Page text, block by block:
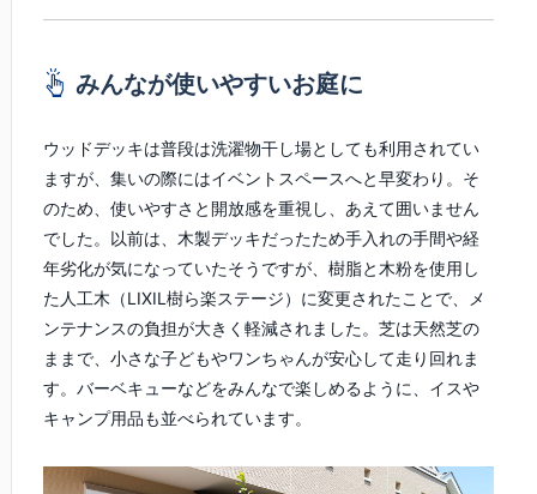
みんなが使いやすいお庭に
ウッドデッキは普段は洗濯物干し場としても利用されてい
ますが、集いの際にはイベントスペースへと早変わり。そ
のため、使いやすさと開放感を重視し、あえて囲いません
でした。以前は、木製デッキだったため手入れの手間や経
年劣化が気になっていたそうですが、樹脂と木粉を使用し
た人工木（LIXIL樹ら楽ステージ）に変更されたことで、メ
ンテナンスの負担が大きく軽減されました。芝は天然芝の
ままで、小さな子どもやワンちゃんが安心して走り回れま
す。バーベキューなどをみんなで楽しめるように、イスや
キャンプ用品も並べられています。